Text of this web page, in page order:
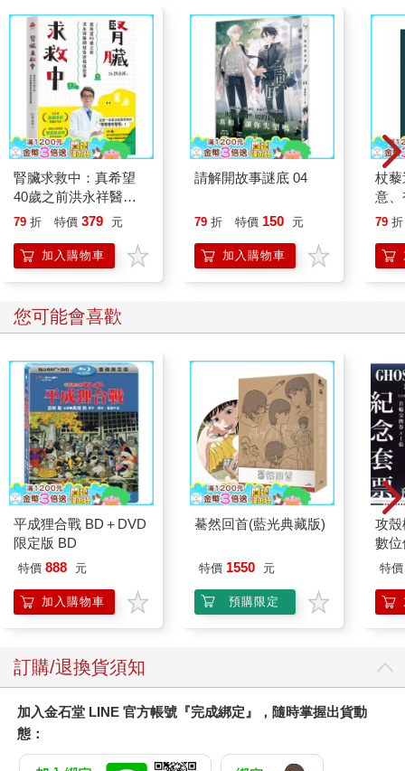
腎臟求救中：真希望
40歲之前洪永祥醫師
就告訴我這些事
79 折 特價 379 元
加入購物車
請解開故事謎底 04
79 折 特價 150 元
加入購物車
杖
意
恭
79 折
您可能會喜歡
平成狸合戰 BD＋DVD
限定版 BD
特價 888 元
加入購物車
驀然回首(藍光典藏版)
特價 1550 元
預購限定
攻殼
數
特價
訂購/退換貨須知
加入金石堂 LINE 官方帳號『完成綁定』，隨時掌握出貨動
態：